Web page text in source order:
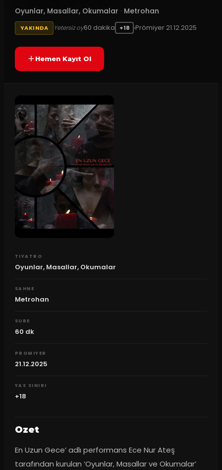
Oyunlar, Masallar, Okumalar · Metrohan
YAKINDA Yetersiz oy60 dakika +18 Prömiyer 21.12.2025
Hemen Kayıt Ol
TIYATRO
Oyunlar, Masallar, Okumalar
SAHNE
Metrohan
SURE
60 dk
PROMIYER
21.12.2025
YAS SINIRI
+18
Ozet
En Uzun Gece’ adlı performans Ece Nur Ateş
tarafından kurulan ‘Oyunlar, Masallar ve Okumalar’